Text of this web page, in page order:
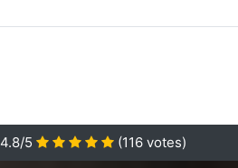
4.8/5 (116 votes)